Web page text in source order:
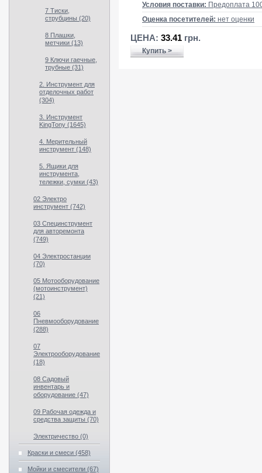
7 Тиски,
струбцины (20)
8 Плашки,
метчики (13)
9 Ключи гаечные,
трубные (31)
2. Инструмент для
отделочных работ
(304)
3. Инструмент
KingTony (1645)
4. Мерительный
инструмент (148)
5. Ящики для
инструмента,
тележки, сумки (43)
02 Электро
инструмент (742)
03 Специнструмент
для авторемонта
(749)
04 Электростанции
(70)
05 Мотооборудование
(мотоинструмент)
(21)
06
Пневмооборудование
(288)
07
Электрооборудование
(18)
08 Садовый
инвентарь и
оборудование (47)
09 Рабочая одежда и
средства защиты (70)
Электричество (0)
Краски и смеси (458)
Мойки и смесители (67)
Условия поставки: Предоплата
Оценка посетителей: нет оценки
ЦЕНА: 33.41 грн.
Купить >